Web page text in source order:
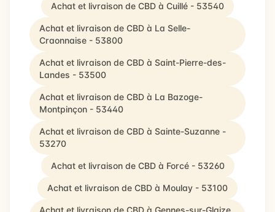
Achat et livraison de CBD à Cuillé - 53540
Achat et livraison de CBD à La Selle-
Craonnaise - 53800
Achat et livraison de CBD à Saint-Pierre-des-
Landes - 53500
Achat et livraison de CBD à La Bazoge-
Montpinçon - 53440
Achat et livraison de CBD à Sainte-Suzanne -
53270
Achat et livraison de CBD à Forcé - 53260
Achat et livraison de CBD à Moulay - 53100
Achat et livraison de CBD à Gennes-sur-Glaize